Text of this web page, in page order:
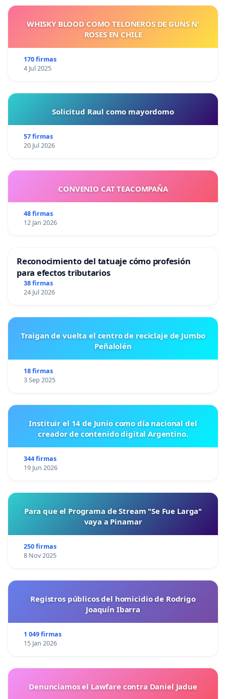
WHISKY BLOOD COMO TELONEROS DE GUNS N'
ROSES EN CHILE
170 firmas
4 Jul 2025
Solicitud Raul como mayordomo
57 firmas
20 Jul 2026
CONVENIO CAT TEACOMPAÑA
48 firmas
12 Jan 2026
Reconocimiento del tatuaje cómo profesión
para efectos tributarios
38 firmas
24 Jul 2026
Traigan de vuelta el centro de reciclaje de Jumbo
Peñalolén
18 firmas
3 Sep 2025
Instituir el 14 de Junio como día nacional del
creador de contenido digital Argentino.
344 firmas
19 Jun 2026
Para que el Programa de Stream "Se Fue Larga"
vaya a Pinamar
250 firmas
8 Nov 2025
Registros públicos del homicidio de Rodrigo
Joaquín Ibarra
1 049 firmas
15 Jan 2026
Denunciamos el Lawfare contra Daniel Jadue